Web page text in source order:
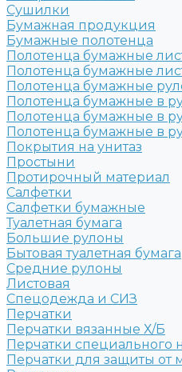
Сушилки
Бумажная продукция
Бумажные полотенца
Полотенца бумажные
Полотенца бумажные
Полотенца бумажные
Полотенца бумажные в
Полотенца бумажные в
Полотенца бумажные в
Покрытия на унитаз
Простыни
Протирочный материал
Салфетки
Салфетки бумажные
Туалетная бумага
Большие рулоны
Бытовая туалетная бумага
Средние рулоны
Листовая
Спецодежда и СИЗ
Перчатки
Перчатки вязанные Х/Б
Перчатки специального
Перчатки для защиты от